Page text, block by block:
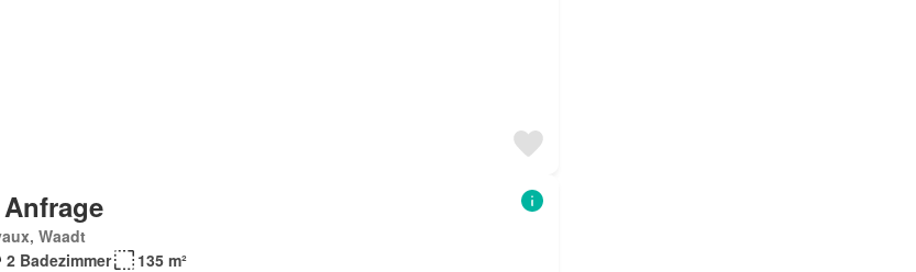
Waadt
2 Badezimmer 135 m²